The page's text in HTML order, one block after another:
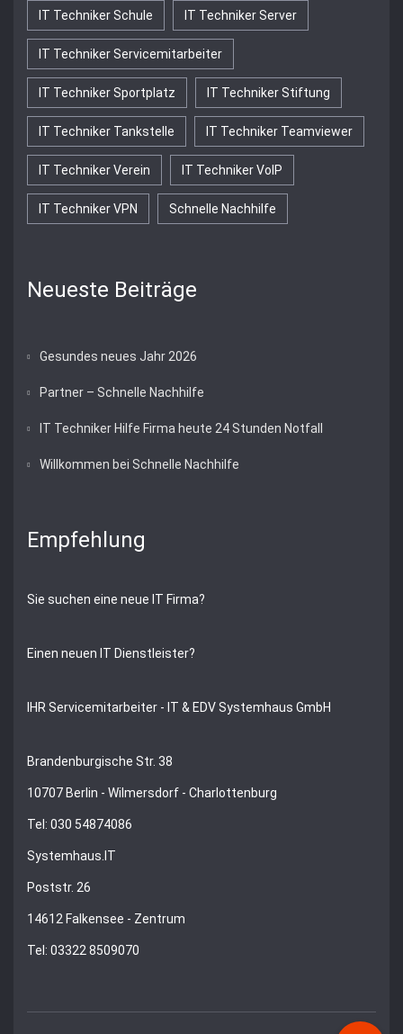
IT Techniker Schule IT Techniker Server
IT Techniker Servicemitarbeiter
IT Techniker Sportplatz IT Techniker Stiftung
IT Techniker Tankstelle IT Techniker Teamviewer
IT Techniker Verein IT Techniker VoIP
IT Techniker VPN Schnelle Nachhilfe
Neueste Beiträge
Gesundes neues Jahr 2026
Partner – Schnelle Nachhilfe
IT Techniker Hilfe Firma heute 24 Stunden Notfall
Willkommen bei Schnelle Nachhilfe
Empfehlung
Sie suchen eine neue IT Firma?
Einen neuen IT Dienstleister?
IHR Servicemitarbeiter - IT & EDV Systemhaus GmbH
Brandenburgische Str. 38
10707 Berlin - Wilmersdorf - Charlottenburg
Tel: 030 54874086
Systemhaus.IT
Poststr. 26
14612 Falkensee - Zentrum
Tel: 03322 8509070